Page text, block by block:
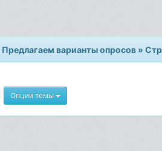
Предлагаем варианты опросов »
Опции темы